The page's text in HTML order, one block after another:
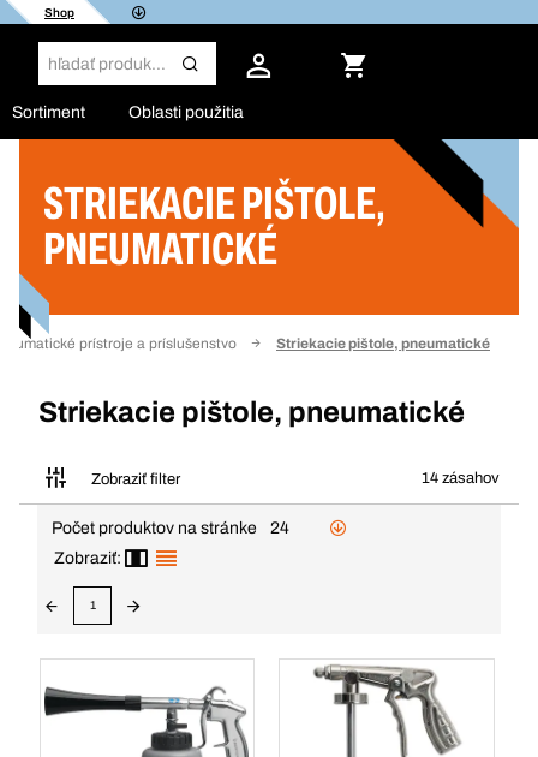
Shop
Sortiment Oblasti použitia
STRIEKACIE PIŠTOLE,
PNEUMATICKÉ
prístroje a príslušenstvo Striekacie pištole, pneumatické
Striekacie pištole, pneumatické
Zobraziť filter 14 zásahov
Filter
Počet produktov na stránke
24
Zobraziť:
1